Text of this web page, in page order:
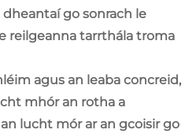
dheantaí go sonrach le
reilgeanna tarrthála troma
agus an leaba concreid,
mhór an rotha a
lucht mór ar an gcoisir go